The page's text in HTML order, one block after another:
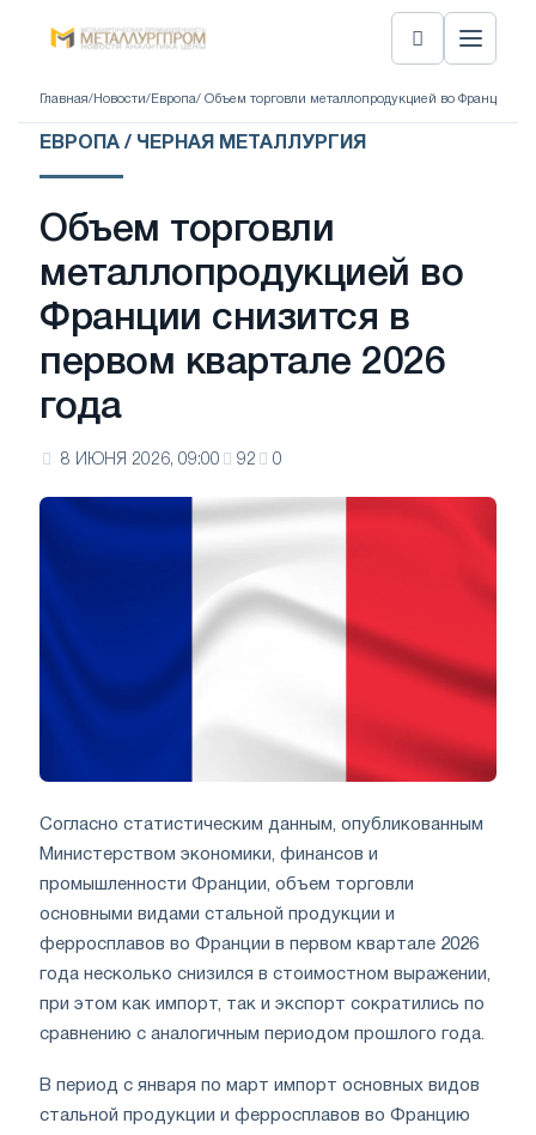
Главная/ Новости/ Европа/ Объем торговли металлопродукцией во Франции
ЕВРОПА / ЧЕРНАЯ МЕТАЛЛУРГИЯ
Объем торговли
металлопродукцией во
Франции снизится в
первом квартале 2026
года
8 ИЮНЯ 2026, 09:00 92 0
Согласно статистическим данным, опубликованным
Министерством экономики, финансов и
промышленности Франции, объем торговли
основными видами стальной продукции и
ферросплавов во Франции в первом квартале 2026
года несколько снизился в стоимостном выражении,
при этом как импорт, так и экспорт сократились по
сравнению с аналогичным периодом прошлого года.
В период с января по март импорт основных видов
стальной продукции и ферросплавов во Францию